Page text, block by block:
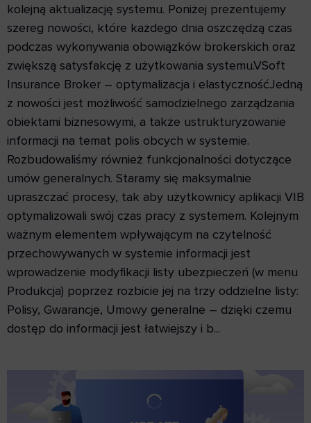
kolejną aktualizację systemu. Poniżej prezentujemy
szereg nowości, które każdego dnia oszczędzą czas
podczas wykonywania obowiązków brokerskich oraz
zwiększą satysfakcję z użytkowania systemu.VSoft
Insurance Broker – optymalizacja i elastycznośćJedną
z nowości jest możliwość samodzielnego zarządzania
obiektami biznesowymi, a także ustrukturyzowanie
informacji na temat polis obcych w systemie.
Rozbudowaliśmy również funkcjonalności dotyczące
umów generalnych. Staramy się maksymalnie
upraszczać procesy, tak aby użytkownicy aplikacji VIB
optymalizowali swój czas pracy z systemem. Kolejnym
ważnym elementem wpływającym na czytelność
przechowywanych w systemie informacji jest
wprowadzenie modyfikacji listy ubezpieczeń (w menu
Produkcja) poprzez rozbicie jej na trzy oddzielne listy:
Polisy, Gwarancje, Umowy generalne – dzięki czemu
dostęp do informacji jest łatwiejszy i b...